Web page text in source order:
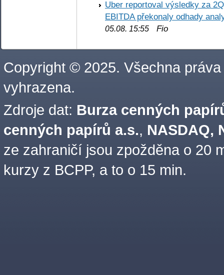
Uber reportoval výsledky za
EBITDA překonaly odhady
05.08. 15:55 Fio
Copyright © 2025. Všechna práva
vyhrazena.
Zdroje dat: Burza cenných
cenných papírů a.s., NASDAQ,
ze zahraničí jsou zpožděna o 20
kurzy z BCPP, a to o 15 min.